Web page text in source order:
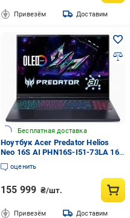
Привезём Доставим
Бесплатная доставка
Ноутбук Acer Predator Helios
Neo 16S AI PHN16S-I51-73LA 16"
(NH.U3TEU.004) abyssal black
оценить
155 999 ₴/шт.
Привезём Доставим